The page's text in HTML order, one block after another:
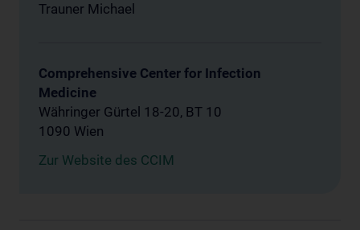
Trauner Michael
Comprehensive Center for Infection
Medicine
Währinger Gürtel 18-20, BT 10
1090 Wien
Zur Website des CCIM